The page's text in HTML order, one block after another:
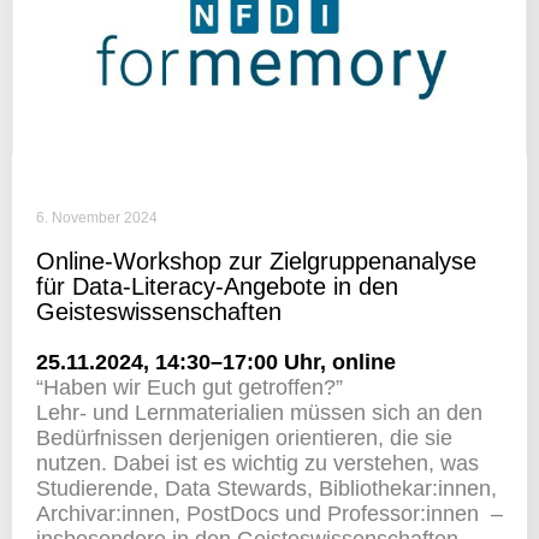
6. November 2024
Online-Work­shop zur Ziel­grup­pen­ana­lyse
für Data-Literacy-Ange­bote in den
Geisteswissenschaften
25.11.2024, 14:30–17:00 Uhr, online
“Haben wir Euch gut getroffen?”
Lehr- und Lern­ma­te­ria­lien müssen sich an den
Bedürf­nissen derje­nigen orien­tieren, die sie
nutzen. Dabei ist es wichtig zu verstehen, was
Studie­rende, Data Stewards, Bibliothekar:innen,
Archivar:innen, Post­Docs und Professor:innen –